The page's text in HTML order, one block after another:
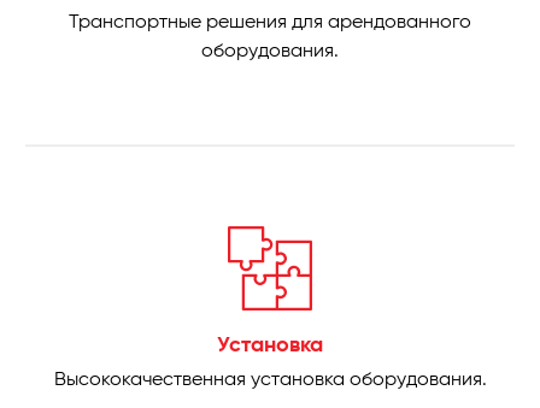
Транспортные решения для арендованного
оборудования.
Установка
Высококачественная установка оборудования.